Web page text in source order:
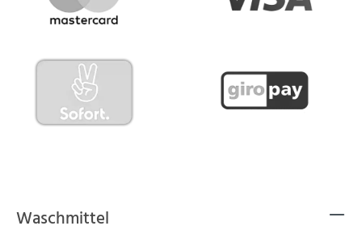
Waschmittel